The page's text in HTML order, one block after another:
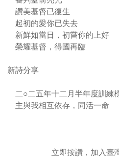
讚美基督已復生
起初的愛你已失去
新鮮如當日，初嘗你的上好
榮耀基督，得國再臨
新詩分享
二○二五年十二月半年度訓練
主與我相互依存，同活一命
立即按讚，加入臺